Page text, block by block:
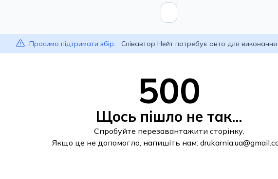
Просимо підтримати збір: Співавтор Нейт потребує авто для
500
Щось пішло не так...
Спробуйте перезавантажити сторінку.
Якщо це не допомогло, напишіть нам: